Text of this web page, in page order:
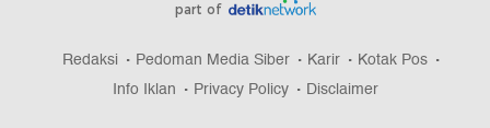
part of
Redaksi Pedoman Media Siber Karir
Kotak Pos
Info Iklan
Privacy Policy Disclaimer